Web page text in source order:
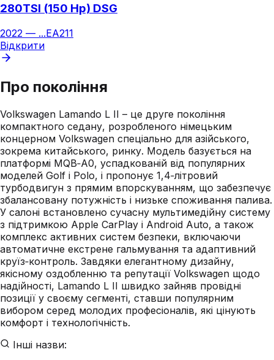
280TSI (150 Hp) DSG
2022 — ...EA211
Відкрити
Про покоління
Volkswagen Lamando L II – це друге покоління
компактного седану, розробленого німецьким
концерном Volkswagen спеціально для азійського,
зокрема китайського, ринку. Модель базується на
платформі MQB‑A0, успадкованій від популярних
моделей Golf і Polo, і пропонує 1,4‑літровий
турбодвигун з прямим впорскуванням, що забезпечує
збалансовану потужність і низьке споживання палива.
У салоні встановлено сучасну мультимедійну систему
з підтримкою Apple CarPlay і Android Auto, а також
комплекс активних систем безпеки, включаючи
автоматичне екстрене гальмування та адаптивний
круїз‑контроль. Завдяки елегантному дизайну,
якісному оздобленню та репутації Volkswagen щодо
надійності, Lamando L II швидко зайняв провідні
позиції у своєму сегменті, ставши популярним
вибором серед молодих професіоналів, які цінують
комфорт і технологічність.
Інші назви: